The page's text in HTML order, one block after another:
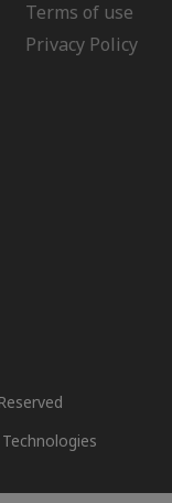
Terms of use
Privacy Policy